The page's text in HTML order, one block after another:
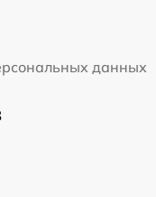
данных